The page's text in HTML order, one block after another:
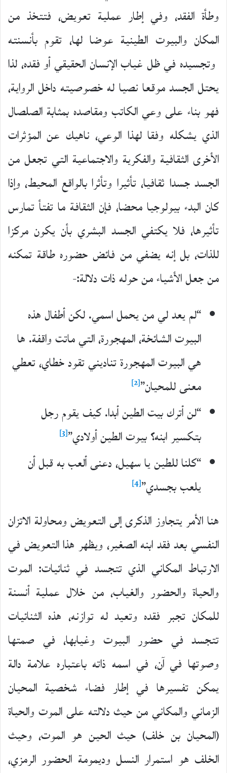
وطأة الفقد، وفي إطار عملية تعويض، فتتخذ من
المكان والبيوت الطينية عوضا لها، تقوم بأنسنته
وتجسيده في ظل غياب الإنسان الحقيقي أو فقده، لذا
يحتل الجسد موقعا نصيا له خصوصيته داخل الرواية،
فهو بناء على وعي الكاتب ومقاصده بمثابة الصلصال
الذي يشكله وفقا لهذا الوعي، ناهيك عن المؤثرات
الأخرى الثقافية والفكرية والاجتماعية التي تجعل من
الجسد جسدا ثقافيا، تأثيرا وتأثرا بالواقع المحيط، وإذا
كان البدء بيولوجيا محضا، فإن الثقافة ما تفتأ تمارس
تأثيرها، فلا يكتفي الجسد البشري بأن يكون مركزا
للذات، بل إنه يضفي من فائض حضوره طاقة تمكنه
من جعل الأشياء من حوله ذات دلالة:-
“لم يعد لي من يحمل اسمي. لكن أطفال هذه
البيوت الشائخة، المهجورة، التي ماتت واقفة. ها
هي البيوت المهجورة تناديني تقود خطاي، تعطي
معنى للمحيان”[2]
“لن أترك بيت الطين أبدا. كيف يقوم رجل
بتكسير ابنه؟ بيوت الطين أولادي”[3]
“كلنا للطين يا سهيل، دعنى ألعب به قبل أن
يلعب بجسدي”[4]
هنا الأمر يتجاوز الذكرى إلى التعويض ومحاولة الاتزان
النفسي بعد فقد ابنه الصغير، ويظهر هذا التعويض في
الارتباط المكاني الذي تتجسد في ثنائيات: الموت
والحياة والحضور والغياب، من خلال عملية أنسنة
للمكان تجبر فقده وتعيد له توازنه، هذه الثنائيات
تتجسد في حضور البيوت وغيابها، في صمتها
وصوتها في آن، في اسمه ذاته باعتباره علامة دالة
يمكن تفسيرها في إطار فضاء شخصية المحيان
الزماني والمكاني من حيث دلالته على الموت والحياة
(المحيان بن خلف) حيث الحين هو الموت، وحيث
الخلف هو استمرار النسل وديمومة الحضور الرمزي،